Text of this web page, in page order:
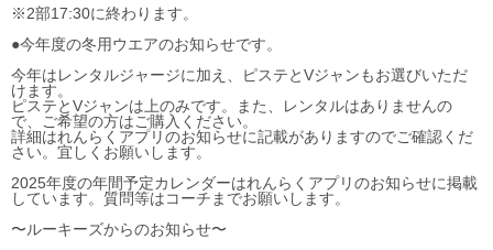
※2部17:30に終わります。
●今年度の冬用ウエアのお知らせです。
今年はレンタルジャージに加え、ピステとVジャンもお選びいただ
けます。
ピステとVジャンは上のみです。また、レンタルはありませんの
で、ご希望の方はご購入ください。
詳細はれんらくアプリのお知らせに記載がありますのでご確認くだ
さい。宜しくお願いします。
2025年度の年間予定カレンダーはれんらくアプリのお知らせに掲載
しています。質問等はコーチまでお願いします。
〜ルーキーズからのお知らせ〜